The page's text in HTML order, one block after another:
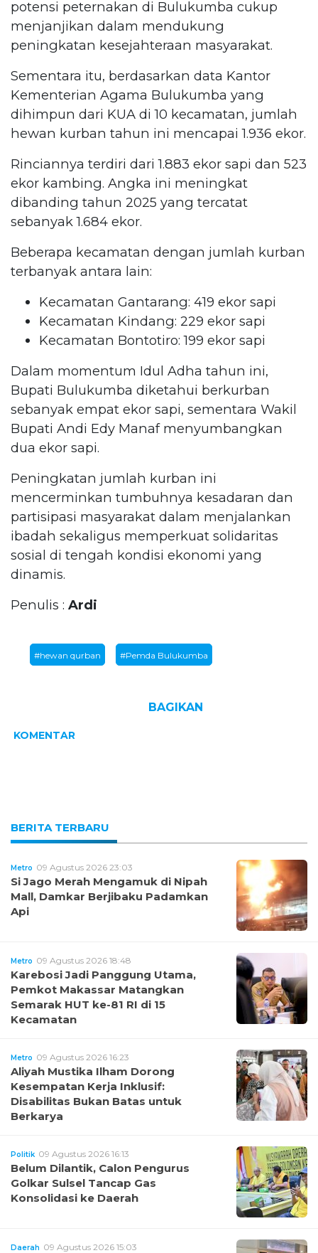
potensi peternakan di Bulukumba cukup
menjanjikan dalam mendukung
peningkatan kesejahteraan masyarakat.
Sementara itu, berdasarkan data Kantor
Kementerian Agama Bulukumba yang
dihimpun dari KUA di 10 kecamatan, jumlah
hewan kurban tahun ini mencapai 1.936 ekor.
Rinciannya terdiri dari 1.883 ekor sapi dan 523
ekor kambing. Angka ini meningkat
dibanding tahun 2025 yang tercatat
sebanyak 1.684 ekor.
Beberapa kecamatan dengan jumlah kurban
terbanyak antara lain:
Kecamatan Gantarang: 419 ekor sapi
Kecamatan Kindang: 229 ekor sapi
Kecamatan Bontotiro: 199 ekor sapi
Dalam momentum Idul Adha tahun ini,
Bupati Bulukumba diketahui berkurban
sebanyak empat ekor sapi, sementara Wakil
Bupati Andi Edy Manaf menyumbangkan
dua ekor sapi.
Peningkatan jumlah kurban ini
mencerminkan tumbuhnya kesadaran dan
partisipasi masyarakat dalam menjalankan
ibadah sekaligus memperkuat solidaritas
sosial di tengah kondisi ekonomi yang
dinamis.
Penulis : Ardi
#hewan qurban #Pemda Bulukumba
BAGIKAN
KOMENTAR
BERITA TERBARU
Metro 09 Agustus 2026 23:03
Si Jago Merah Mengamuk di Nipah
Mall, Damkar Berjibaku Padamkan
Api
Metro 09 Agustus 2026 18:48
Karebosi Jadi Panggung Utama,
Pemkot Makassar Matangkan
Semarak HUT ke-81 RI di 15
Kecamatan
Metro 09 Agustus 2026 16:23
Aliyah Mustika Ilham Dorong
Kesempatan Kerja Inklusif:
Disabilitas Bukan Batas untuk
Berkarya
Politik 09 Agustus 2026 16:13
Belum Dilantik, Calon Pengurus
Golkar Sulsel Tancap Gas
Konsolidasi ke Daerah
Daerah 09 Agustus 2026 15:03